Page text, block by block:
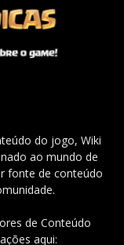
do jogo, Wiki
ao mundo de
fonte de conteúdo
de Conteúdo
aqui: